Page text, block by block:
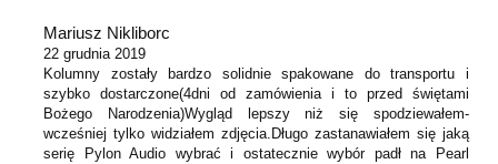
Mariusz Nikliborc
22 grudnia 2019
Kolumny zostały bardzo solidnie spakowane do transportu i
szybko dostarczone(4dni od zamówienia i to przed świętami
Bożego Narodzenia)Wygląd lepszy niż się spodziewałem-
wcześniej tylko widziałem zdjęcia.Długo zastanawiałem się jaką
serię Pylon Audio wybrać i ostatecznie wybór padł na Pearl